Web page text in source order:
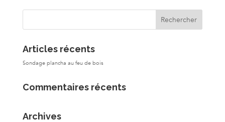
Articles récents
Sondage plancha au feu de bois
Commentaires récents
Archives